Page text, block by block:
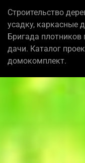
Строительство
усадку, каркасные
Бригада
дачи. Каталог
домокомплект.